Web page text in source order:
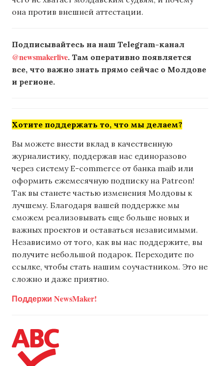
она против внешней аттестации.
Подписывайтесь на наш Telegram-канал
@newsmakerlive. Там оперативно появляется
все, что важно знать прямо сейчас о Молдове
и регионе.
Хотите поддержать то, что мы делаем?
Вы можете внести вклад в качественную
журналистику, поддержав нас единоразово
через систему E-commerce от банка maib или
оформить ежемесячную подписку на Patreon!
Так вы станете частью изменения Молдовы к
лучшему. Благодаря вашей поддержке мы
сможем реализовывать еще больше новых и
важных проектов и оставаться независимыми.
Независимо от того, как вы нас поддержите, вы
получите небольшой подарок. Переходите по
ссылке, чтобы стать нашим соучастником. Это не
сложно и даже приятно.
Поддержи NewsMaker!